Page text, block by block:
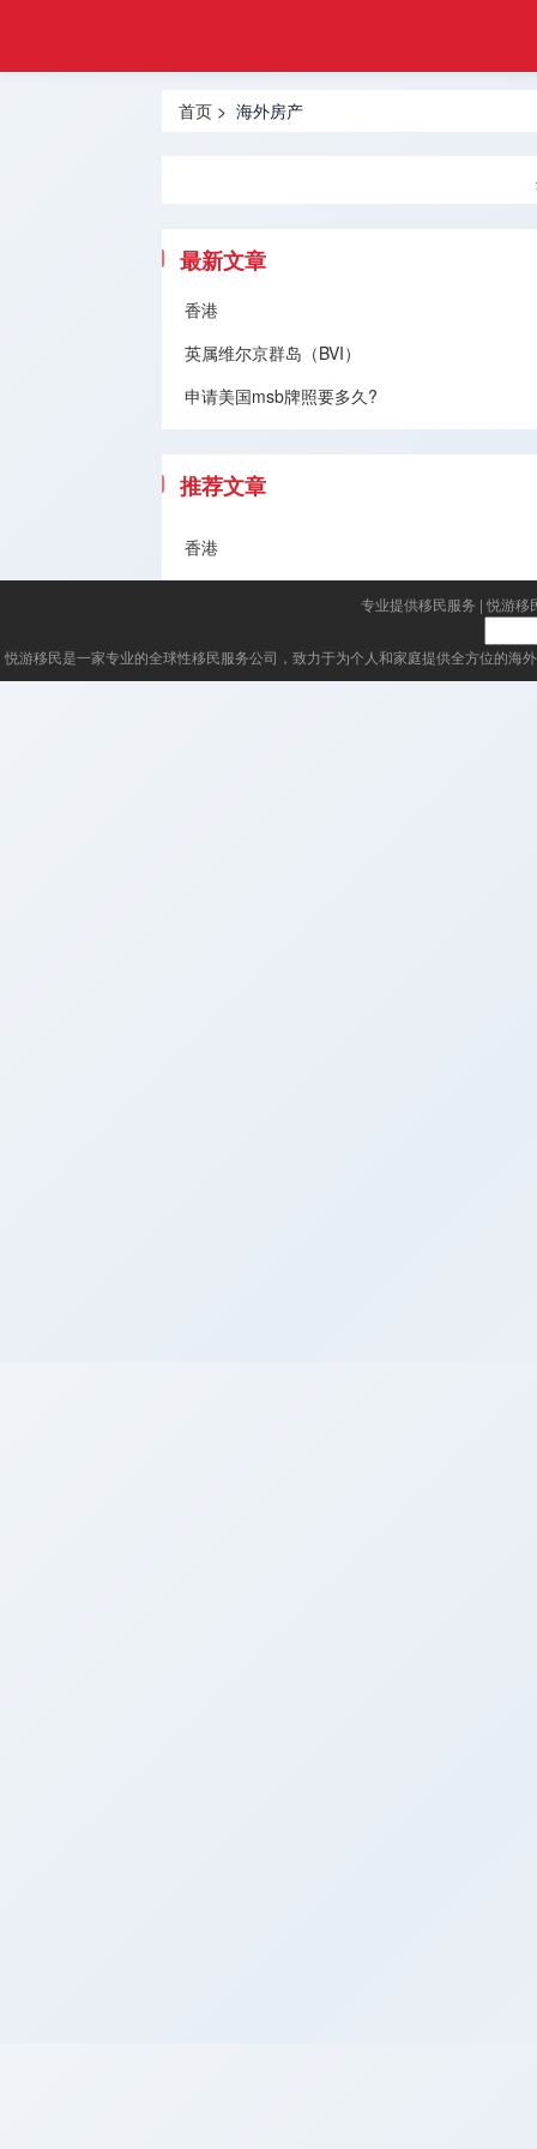
移民
创业移民
买房移民
技术移民
移民问题
留学服务
首页 > 海外房产
最新文章
香港
英属维尔京群岛（BVI）
申请美国msb牌照要多久?
推荐文章
香港
专业提供移民服务 | 悦游移
悦游移民是一家专业的全球性移民服务公司，致力于为个人和家庭提供全方位的